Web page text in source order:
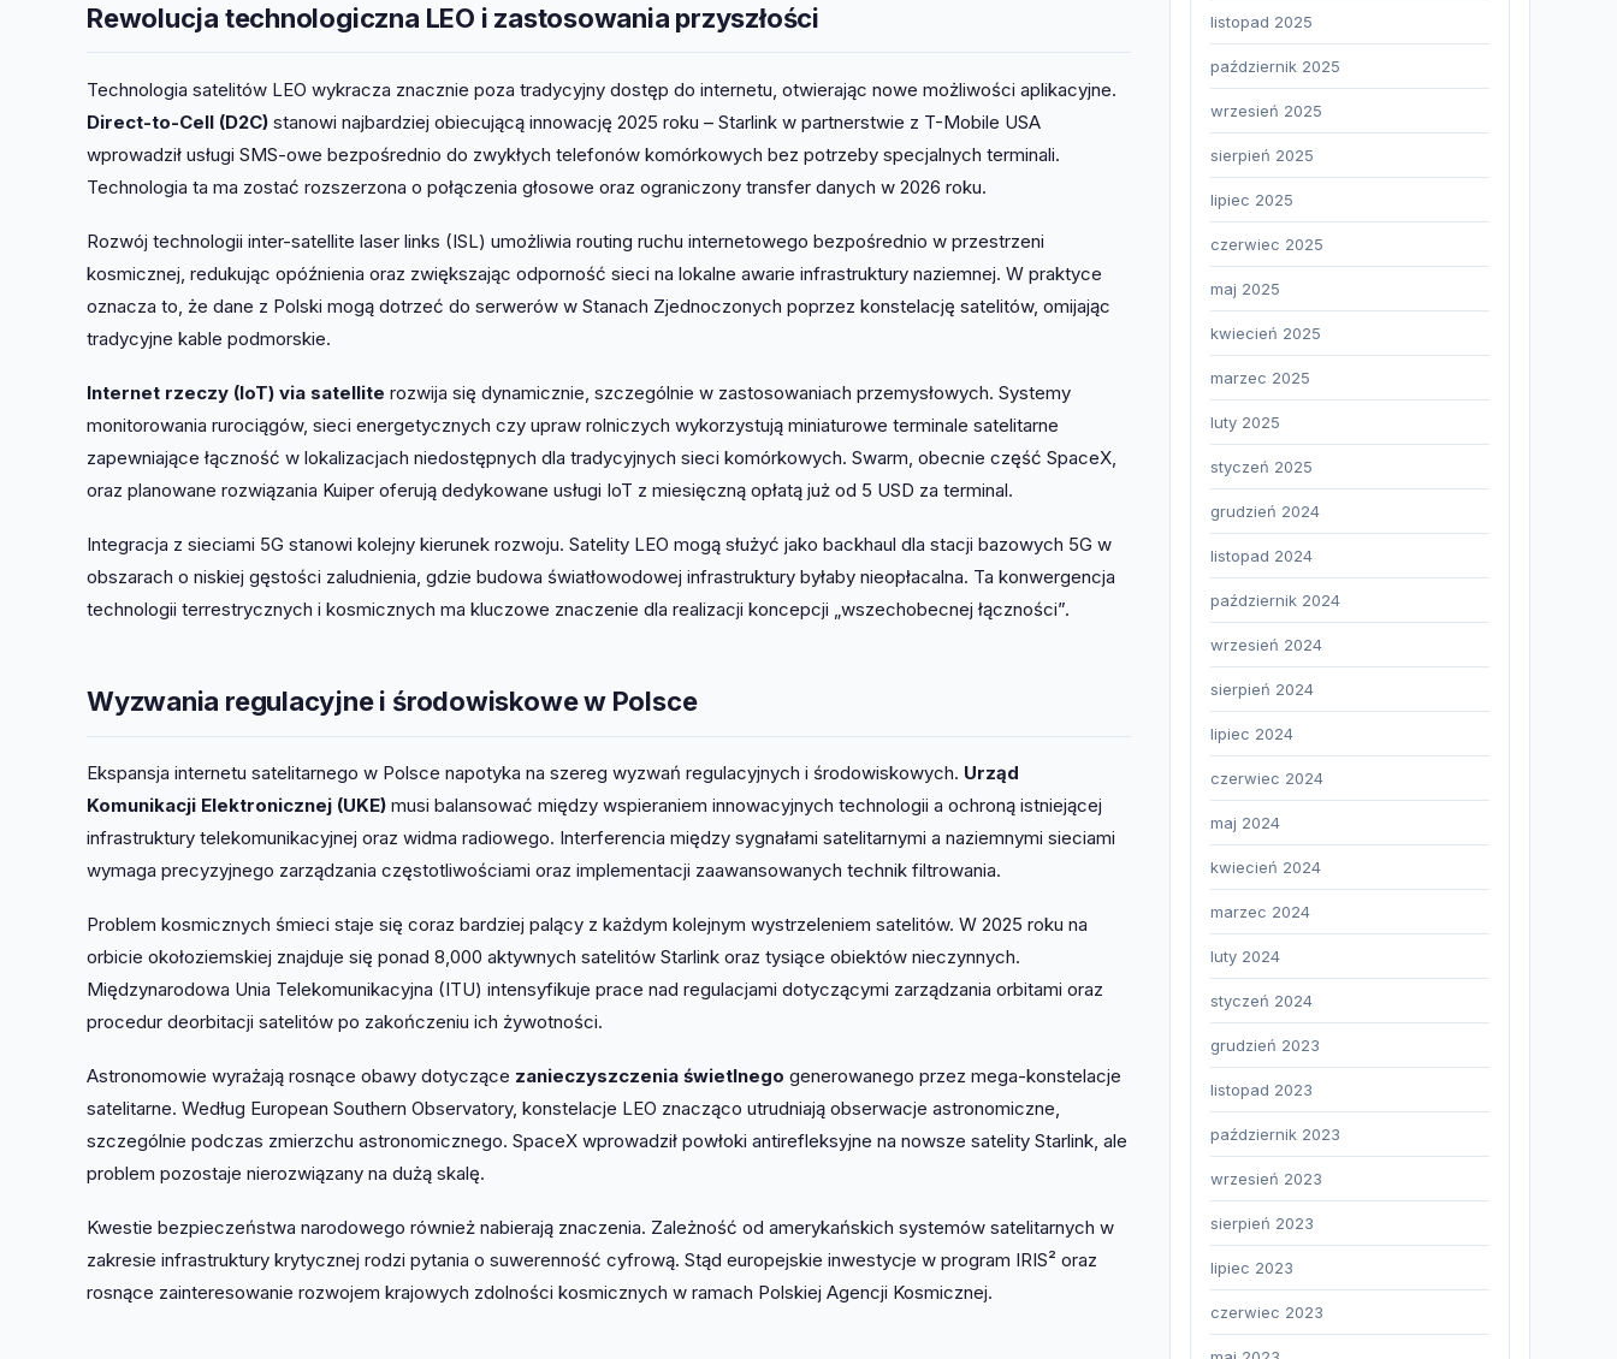
Rewolucja technologiczna LEO i zastosowania przyszłości
Technologia satelitów LEO wykracza znacznie poza tradycyjny dostęp do internetu, otwierając nowe możliwości aplikacyjne.
Direct-to-Cell (D2C) stanowi najbardziej obiecującą innowację 2025 roku – Starlink w partnerstwie z T-Mobile USA
wprowadził usługi SMS-owe bezpośrednio do zwykłych telefonów komórkowych bez potrzeby specjalnych terminali.
Technologia ta ma zostać rozszerzona o połączenia głosowe oraz ograniczony transfer danych w 2026 roku.
Rozwój technologii inter-satellite laser links (ISL) umożliwia routing ruchu internetowego bezpośrednio w przestrzeni
kosmicznej, redukując opóźnienia oraz zwiększając odporność sieci na lokalne awarie infrastruktury naziemnej. W praktyce
oznacza to, że dane z Polski mogą dotrzeć do serwerów w Stanach Zjednoczonych poprzez konstelację satelitów, omijając
tradycyjne kable podmorskie.
Internet rzeczy (IoT) via satellite rozwija się dynamicznie, szczególnie w zastosowaniach przemysłowych. Systemy
monitorowania rurociągów, sieci energetycznych czy upraw rolniczych wykorzystują miniaturowe terminale satelitarne
zapewniające łączność w lokalizacjach niedostępnych dla tradycyjnych sieci komórkowych. Swarm, obecnie część SpaceX,
oraz planowane rozwiązania Kuiper oferują dedykowane usługi IoT z miesięczną opłatą już od 5 USD za terminal.
Integracja z sieciami 5G stanowi kolejny kierunek rozwoju. Satelity LEO mogą służyć jako backhaul dla stacji bazowych 5G w
obszarach o niskiej gęstości zaludnienia, gdzie budowa światłowodowej infrastruktury byłaby nieopłacalna. Ta konwergencja
technologii terrestrycznych i kosmicznych ma kluczowe znaczenie dla realizacji koncepcji „wszechobecnej łączności”.
Wyzwania regulacyjne i środowiskowe w Polsce
Ekspansja internetu satelitarnego w Polsce napotyka na szereg wyzwań regulacyjnych i środowiskowych. Urząd
Komunikacji Elektronicznej (UKE) musi balansować między wspieraniem innowacyjnych technologii a ochroną istniejącej
infrastruktury telekomunikacyjnej oraz widma radiowego. Interferencia między sygnałami satelitarnymi a naziemnymi sieciami
wymaga precyzyjnego zarządzania częstotliwościami oraz implementacji zaawansowanych technik filtrowania.
Problem kosmicznych śmieci staje się coraz bardziej palący z każdym kolejnym wystrzeleniem satelitów. W 2025 roku na
orbicie okołoziemskiej znajduje się ponad 8,000 aktywnych satelitów Starlink oraz tysiące obiektów nieczynnych.
Międzynarodowa Unia Telekomunikacyjna (ITU) intensyfikuje prace nad regulacjami dotyczącymi zarządzania orbitami oraz
procedur deorbitacji satelitów po zakończeniu ich żywotności.
Astronomowie wyrażają rosnące obawy dotyczące zanieczyszczenia świetlnego generowanego przez mega-konstelacje
satelitarne. Według European Southern Observatory, konstelacje LEO znacząco utrudniają obserwacje astronomiczne,
szczególnie podczas zmierzchu astronomicznego. SpaceX wprowadził powłoki antirefleksyjne na nowsze satelity Starlink, ale
problem pozostaje nierozwiązany na dużą skalę.
Kwestie bezpieczeństwa narodowego również nabierają znaczenia. Zależność od amerykańskich systemów satelitarnych w
zakresie infrastruktury krytycznej rodzi pytania o suwerenność cyfrową. Stąd europejskie inwestycje w program IRIS² oraz
rosnące zainteresowanie rozwojem krajowych zdolności kosmicznych w ramach Polskiej Agencji Kosmicznej.
listopad 2025
październik 2025
wrzesień 2025
sierpień 2025
lipiec 2025
czerwiec 2025
maj 2025
kwiecień 2025
marzec 2025
luty 2025
styczeń 2025
grudzień 2024
listopad 2024
październik 2024
wrzesień 2024
sierpień 2024
lipiec 2024
czerwiec 2024
maj 2024
kwiecień 2024
marzec 2024
luty 2024
styczeń 2024
grudzień 2023
listopad 2023
październik 2023
wrzesień 2023
sierpień 2023
lipiec 2023
czerwiec 2023